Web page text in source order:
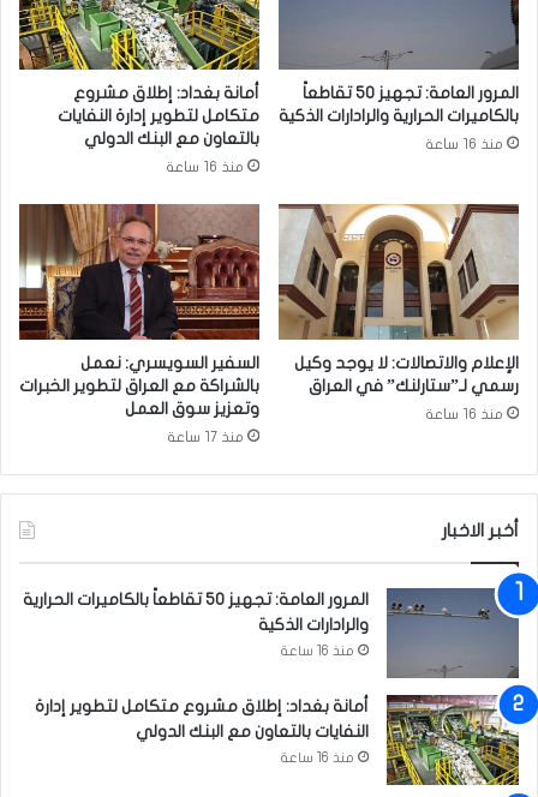
ل
ب
س
ي
ي
ك
م
م
ج
س
ن
ل
ج
ا
ت
ا
ل
ا
ع
ي
ة
ا
ق
ع
ا
و
ا
ق
و
و
المرور العامة: تجهيز 50 تقاطعاً
بالكاميرات الحرارية والرادارات الذكية
منذ 16 ساعة
أمانة بغداد: إطلاق مشروع
متكامل لتطوير إدارة النفايات
بالتعاون مع البنك الدولي
منذ 16 ساعة
الإعلام والاتصالات: لا يوجد وكيل
رسمي لـ”ستارلنك” في العراق
منذ 16 ساعة
السفير السويسري: نعمل
بالشراكة مع العراق لتطوير الخبرات
وتعزيز سوق العمل
منذ 17 ساعة
أخبر الاخبار
المرور العامة: تجهيز 50 تقاطعاً بالكاميرات الحرارية
والرادارات الذكية
منذ 16 ساعة
أمانة بغداد: إطلاق مشروع متكامل لتطوير إدارة
النفايات بالتعاون مع البنك الدولي
منذ 16 ساعة